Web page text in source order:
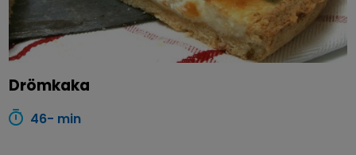
Drömkaka
46- min